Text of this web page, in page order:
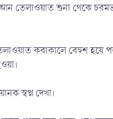
তেলাওয়াত শুনা থেকে
করাকালে বেহুশ হয়ে
স্বপ্ন দেখা।